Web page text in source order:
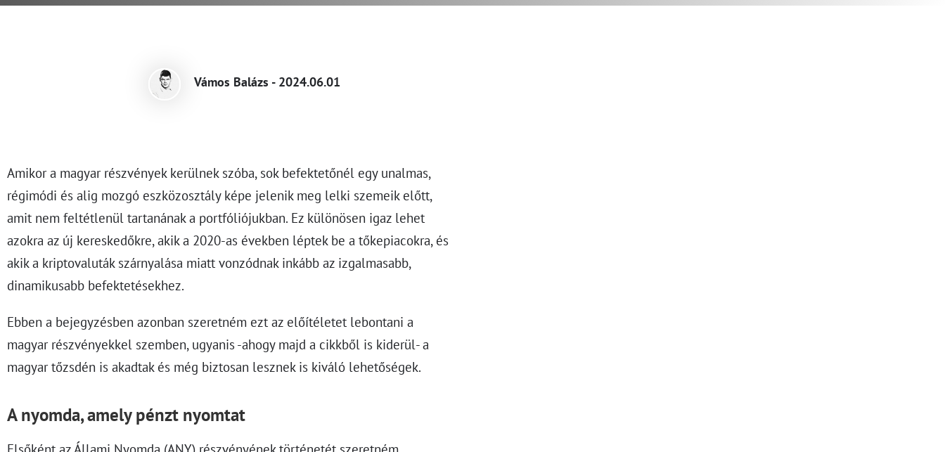
Vámos Balázs - 2024.06.01
Amikor a magyar részvények kerülnek szóba, sok befektetőnél egy unalmas,
régimódi és alig mozgó eszközosztály képe jelenik meg lelki szemeik előtt,
amit nem feltétlenül tartanának a portfóliójukban. Ez különösen igaz lehet
azokra az új kereskedőkre, akik a 2020-as években léptek be a tőkepiacokra, és
akik a kriptovaluták szárnyalása miatt vonzódnak inkább az izgalmasabb,
dinamikusabb befektetésekhez.
Ebben a bejegyzésben azonban szeretném ezt az előítéletet lebontani a
magyar részvényekkel szemben, ugyanis -ahogy majd a cikkből is kiderül- a
magyar tőzsdén is akadtak és még biztosan lesznek is kiváló lehetőségek.
A nyomda, amely pénzt nyomtat